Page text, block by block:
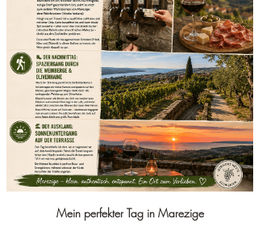
Mein perfekter Tag in Marezige